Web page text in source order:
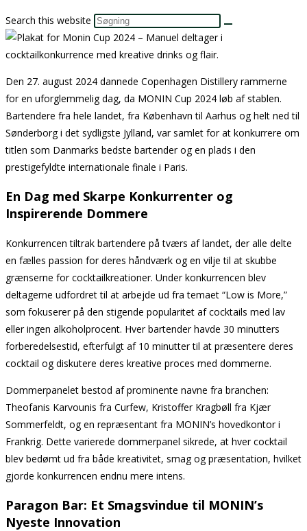
Search this website
Den 27. august 2024 dannede Copenhagen Distillery rammerne
for en uforglemmelig dag, da MONIN Cup 2024 løb af stablen.
Bartendere fra hele landet, fra København til Aarhus og helt ned til
Sønderborg i det sydligste Jylland, var samlet for at konkurrere om
titlen som Danmarks bedste bartender og en plads i den
prestigefyldte internationale finale i Paris.
En Dag med Skarpe Konkurrenter og
Inspirerende Dommere
Konkurrencen tiltrak bartendere på tværs af landet, der alle delte
en fælles passion for deres håndværk og en vilje til at skubbe
grænserne for cocktailkreationer. Under konkurrencen blev
deltagerne udfordret til at arbejde ud fra temaet “Low is More,”
som fokuserer på den stigende popularitet af cocktails med lav
eller ingen alkoholprocent. Hver bartender havde 30 minutters
forberedelsestid, efterfulgt af 10 minutter til at præsentere deres
cocktail og diskutere deres kreative proces med dommerne.
Dommerpanelet bestod af prominente navne fra branchen:
Theofanis Karvounis fra Curfew, Kristoffer Kragbøll fra Kjær
Sommerfeldt, og en repræsentant fra MONIN’s hovedkontor i
Frankrig. Dette varierede dommerpanel sikrede, at hver cocktail
blev bedømt ud fra både kreativitet, smag og præsentation, hvilket
gjorde konkurrencen endnu mere intens.
Paragon Bar: Et Smagsvindue til MONIN’s
Nyeste Innovation